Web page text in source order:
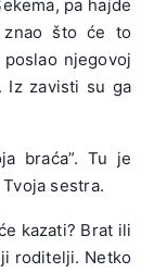
pa hajde
znao što će to
njegovoj
Iz zavisti su ga
braća”. Tu je
sestra.
kazati? Brat ili
roditelji. Netko